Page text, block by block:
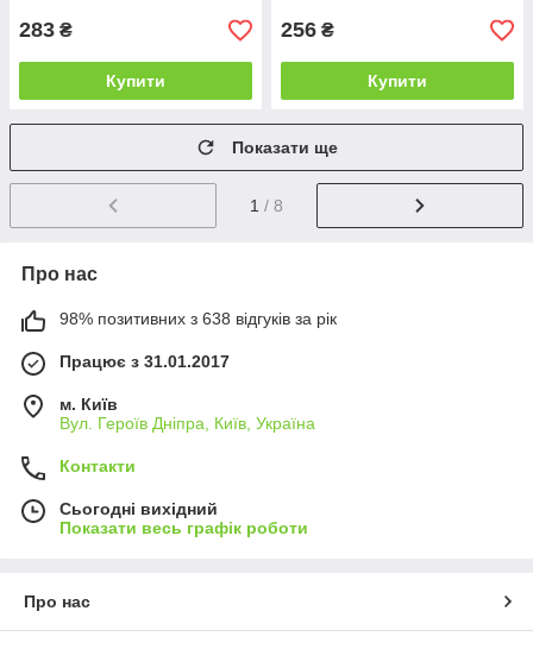
283 ₴
Купити
256 ₴
Купити
Показати ще
1 / 8
Про нас
98% позитивних з 638 відгуків за рік
Працює з 31.01.2017
м. Київ
Вул. Героїв Дніпра, Київ, Україна
Контакти
Сьогодні вихідний
Показати весь графік роботи
Про нас